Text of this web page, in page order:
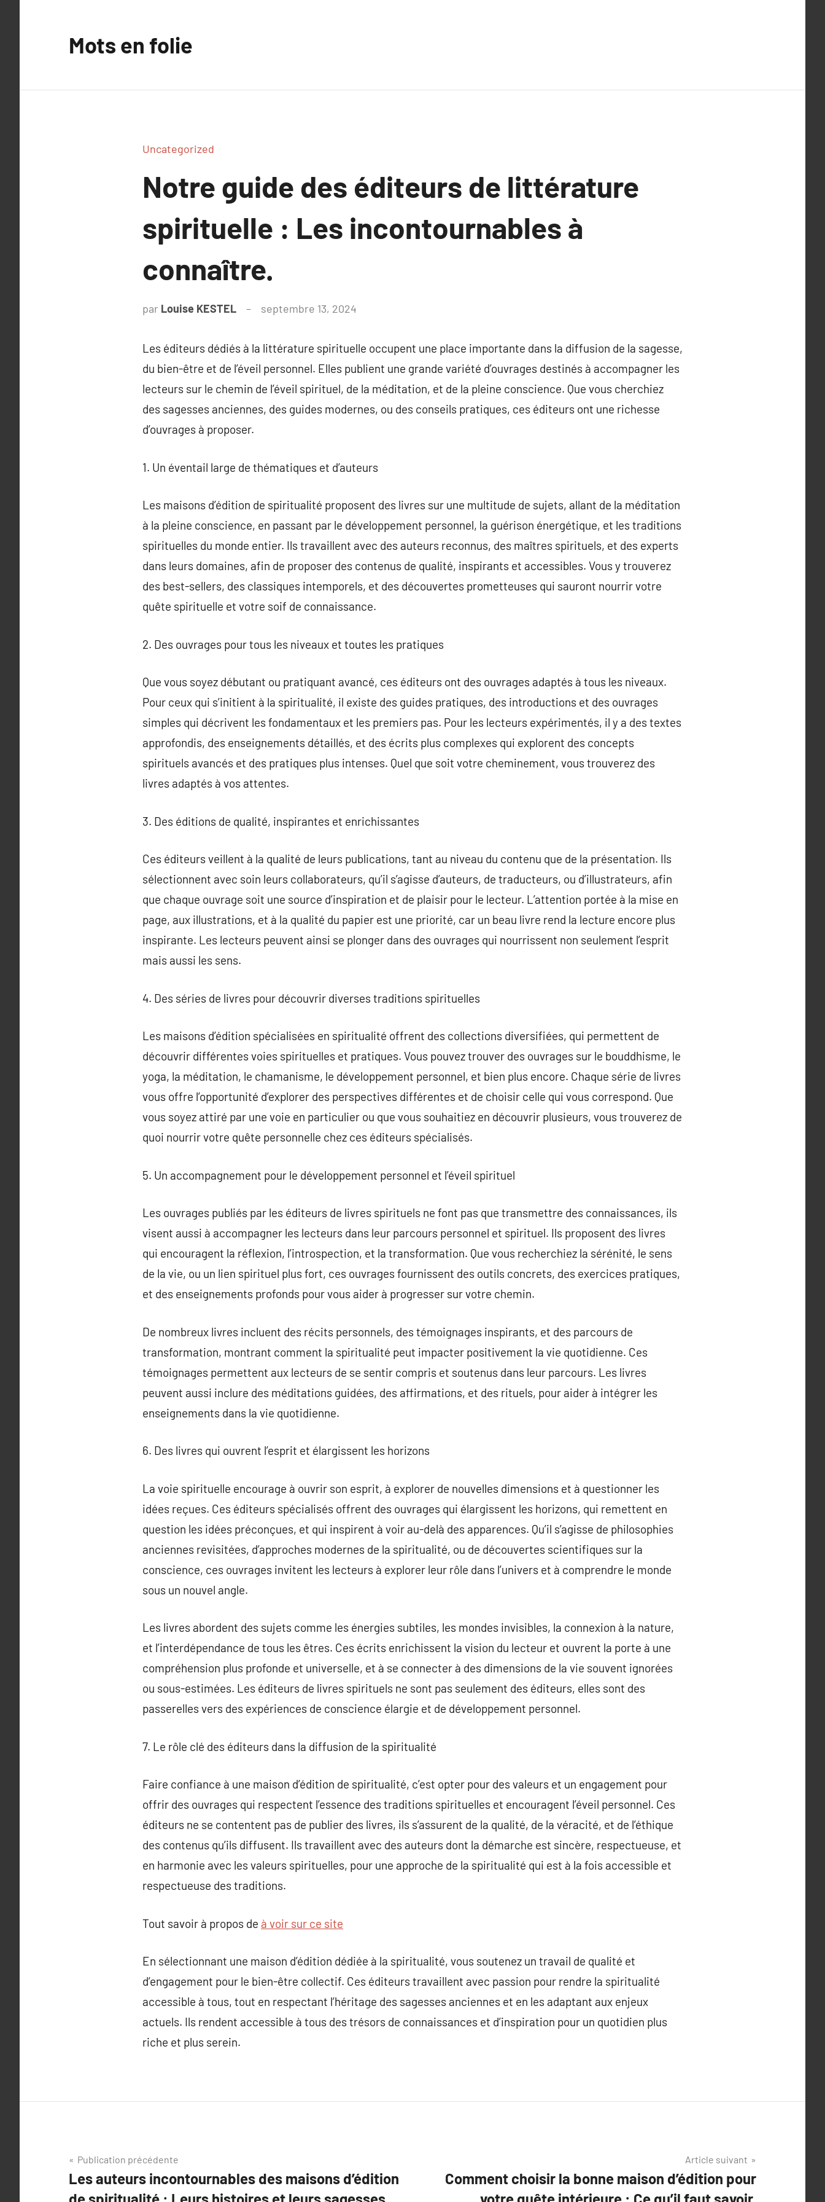
Mots en folie
Uncategorized
Notre guide des éditeurs de littérature
spirituelle : Les incontournables à
connaître.
par Louise KESTEL septembre 13, 2024
Les éditeurs dédiés à la littérature spirituelle occupent une place importante dans la diffusion de la sagesse,
du bien-être et de l’éveil personnel. Elles publient une grande variété d’ouvrages destinés à accompagner les
lecteurs sur le chemin de l’éveil spirituel, de la méditation, et de la pleine conscience. Que vous cherchiez
des sagesses anciennes, des guides modernes, ou des conseils pratiques, ces éditeurs ont une richesse
d’ouvrages à proposer.
1. Un éventail large de thématiques et d’auteurs
Les maisons d’édition de spiritualité proposent des livres sur une multitude de sujets, allant de la méditation
à la pleine conscience, en passant par le développement personnel, la guérison énergétique, et les traditions
spirituelles du monde entier. Ils travaillent avec des auteurs reconnus, des maîtres spirituels, et des experts
dans leurs domaines, afin de proposer des contenus de qualité, inspirants et accessibles. Vous y trouverez
des best-sellers, des classiques intemporels, et des découvertes prometteuses qui sauront nourrir votre
quête spirituelle et votre soif de connaissance.
2. Des ouvrages pour tous les niveaux et toutes les pratiques
Que vous soyez débutant ou pratiquant avancé, ces éditeurs ont des ouvrages adaptés à tous les niveaux.
Pour ceux qui s’initient à la spiritualité, il existe des guides pratiques, des introductions et des ouvrages
simples qui décrivent les fondamentaux et les premiers pas. Pour les lecteurs expérimentés, il y a des textes
approfondis, des enseignements détaillés, et des écrits plus complexes qui explorent des concepts
spirituels avancés et des pratiques plus intenses. Quel que soit votre cheminement, vous trouverez des
livres adaptés à vos attentes.
3. Des éditions de qualité, inspirantes et enrichissantes
Ces éditeurs veillent à la qualité de leurs publications, tant au niveau du contenu que de la présentation. Ils
sélectionnent avec soin leurs collaborateurs, qu’il s’agisse d’auteurs, de traducteurs, ou d’illustrateurs, afin
que chaque ouvrage soit une source d’inspiration et de plaisir pour le lecteur. L’attention portée à la mise en
page, aux illustrations, et à la qualité du papier est une priorité, car un beau livre rend la lecture encore plus
inspirante. Les lecteurs peuvent ainsi se plonger dans des ouvrages qui nourrissent non seulement l’esprit
mais aussi les sens.
4. Des séries de livres pour découvrir diverses traditions spirituelles
Les maisons d’édition spécialisées en spiritualité offrent des collections diversifiées, qui permettent de
découvrir différentes voies spirituelles et pratiques. Vous pouvez trouver des ouvrages sur le bouddhisme, le
yoga, la méditation, le chamanisme, le développement personnel, et bien plus encore. Chaque série de livres
vous offre l’opportunité d’explorer des perspectives différentes et de choisir celle qui vous correspond. Que
vous soyez attiré par une voie en particulier ou que vous souhaitiez en découvrir plusieurs, vous trouverez de
quoi nourrir votre quête personnelle chez ces éditeurs spécialisés.
5. Un accompagnement pour le développement personnel et l’éveil spirituel
Les ouvrages publiés par les éditeurs de livres spirituels ne font pas que transmettre des connaissances, ils
visent aussi à accompagner les lecteurs dans leur parcours personnel et spirituel. Ils proposent des livres
qui encouragent la réflexion, l’introspection, et la transformation. Que vous recherchiez la sérénité, le sens
de la vie, ou un lien spirituel plus fort, ces ouvrages fournissent des outils concrets, des exercices pratiques,
et des enseignements profonds pour vous aider à progresser sur votre chemin.
De nombreux livres incluent des récits personnels, des témoignages inspirants, et des parcours de
transformation, montrant comment la spiritualité peut impacter positivement la vie quotidienne. Ces
témoignages permettent aux lecteurs de se sentir compris et soutenus dans leur parcours. Les livres
peuvent aussi inclure des méditations guidées, des affirmations, et des rituels, pour aider à intégrer les
enseignements dans la vie quotidienne.
6. Des livres qui ouvrent l’esprit et élargissent les horizons
La voie spirituelle encourage à ouvrir son esprit, à explorer de nouvelles dimensions et à questionner les
idées reçues. Ces éditeurs spécialisés offrent des ouvrages qui élargissent les horizons, qui remettent en
question les idées préconçues, et qui inspirent à voir au-delà des apparences. Qu’il s’agisse de philosophies
anciennes revisitées, d’approches modernes de la spiritualité, ou de découvertes scientifiques sur la
conscience, ces ouvrages invitent les lecteurs à explorer leur rôle dans l’univers et à comprendre le monde
sous un nouvel angle.
Les livres abordent des sujets comme les énergies subtiles, les mondes invisibles, la connexion à la nature,
et l’interdépendance de tous les êtres. Ces écrits enrichissent la vision du lecteur et ouvrent la porte à une
compréhension plus profonde et universelle, et à se connecter à des dimensions de la vie souvent ignorées
ou sous-estimées. Les éditeurs de livres spirituels ne sont pas seulement des éditeurs, elles sont des
passerelles vers des expériences de conscience élargie et de développement personnel.
7. Le rôle clé des éditeurs dans la diffusion de la spiritualité
Faire confiance à une maison d’édition de spiritualité, c’est opter pour des valeurs et un engagement pour
offrir des ouvrages qui respectent l’essence des traditions spirituelles et encouragent l’éveil personnel. Ces
éditeurs ne se contentent pas de publier des livres, ils s’assurent de la qualité, de la véracité, et de l’éthique
des contenus qu’ils diffusent. Ils travaillent avec des auteurs dont la démarche est sincère, respectueuse, et
en harmonie avec les valeurs spirituelles, pour une approche de la spiritualité qui est à la fois accessible et
respectueuse des traditions.
Tout savoir à propos de à voir sur ce site
En sélectionnant une maison d’édition dédiée à la spiritualité, vous soutenez un travail de qualité et
d’engagement pour le bien-être collectif. Ces éditeurs travaillent avec passion pour rendre la spiritualité
accessible à tous, tout en respectant l’héritage des sagesses anciennes et en les adaptant aux enjeux
actuels. Ils rendent accessible à tous des trésors de connaissances et d’inspiration pour un quotidien plus
riche et plus serein.
Navigation
de
Publication précédente
Les auteurs incontournables des maisons d’édition
Article suivant
Comment choisir la bonne maison d’édition pour